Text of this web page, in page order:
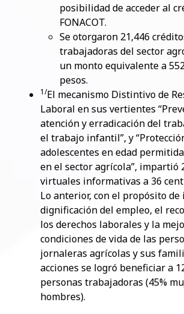
posibilidad de acceder al
FONACOT.
Se otorgaron 21,446
trabajadoras del sector
un monto equivalente a
pesos.
1/El mecanismo Distintivo de
Laboral en sus vertientes
atención y erradicación del
el trabajo infantil”, y
adolescentes en edad
en el sector agrícola”, impartió
virtuales informativas a 36
Lo anterior, con el propósito
dignificación del empleo, el
los derechos laborales y la
condiciones de vida de las
jornaleras agrícolas y sus
acciones se logró beneficiar a
personas trabajadoras (45%
hombres).